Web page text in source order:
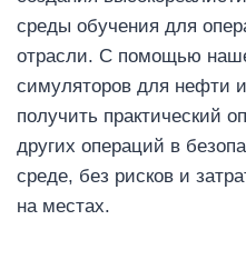
среды обучения для
отрасли. С помощью
симуляторов для нефти
получить практический
других операций в
среде, без рисков и
на местах.